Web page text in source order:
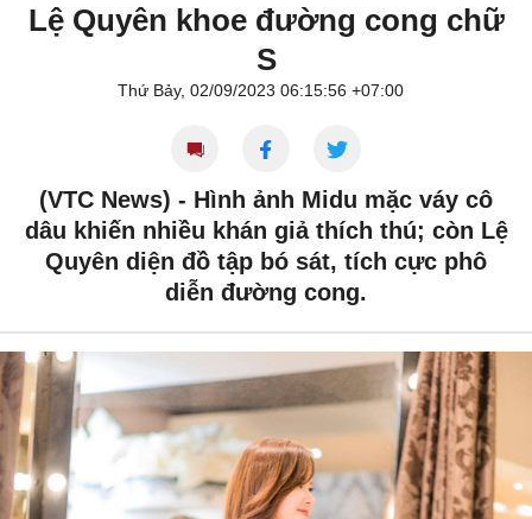
Lệ Quyên khoe đường cong chữ
S
Thứ Bảy, 02/09/2023 06:15:56 +07:00
(VTC News) - Hình ảnh Midu mặc váy cô
dâu khiến nhiều khán giả thích thú; còn Lệ
Quyên diện đồ tập bó sát, tích cực phô
diễn đường cong.